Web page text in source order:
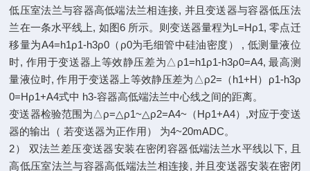
低压室法兰与容器高低端法兰相连接, 并且变送器与容器低压法
兰在一条水平线上, 如图6 所示。则变送器量程为L=Hρ1, 零点迁
移量为A4=h1ρ1-h3ρ0（ρ0为毛细管中硅油密度） , 低测量液位
时, 作用于变送器上等效静压差为△ρ1=h1ρ1-h3ρ0=A4, 最高测
量液位时, 作用于变送器上等效静压差为△ρ2=（h1+H）ρ1-h3ρ
0=Hρ1+A4式中 h3-容器高低端法兰中心线之间的距离。
变送器检验范围为△ρ=△ρ1~△ρ2=A4~（Hρ1+A4）,对应于变送
器的输出（ 若变送器为正作用） 为4~20mADC。
2） 双法兰差压变送器安装在密闭容器低端法兰水平线以下, 且
高低压室法兰与容器高低端法兰相连接, 并且变送器安装在密闭